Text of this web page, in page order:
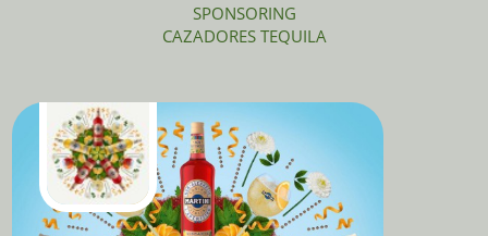
SPONSORING
CAZADORES TEQUILA